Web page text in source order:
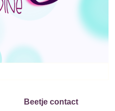
Beetje contact